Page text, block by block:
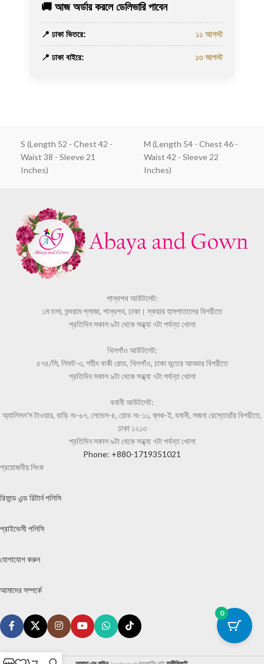
🚚 আজ অর্ডার করলে ডেলিভারি পাবেন
📍 ঢাকা ভিতরে: ১১ আগস্ট
📍 ঢাকা বাইরে: ১৩ আগস্ট
S (Length 52 - Chest 42 -
Waist 38 - Sleeve 21
Inches)
M (Length 54 - Chest 46 -
Waist 42 - Sleeve 22
Inches)
পান্থপথ আউটলেট:
১ম তলা, শুন্দরাম প্লাজা, পান্থপথ, ঢাকা। স্কয়ার হাসপাতালের বিপরীতে
প্রতিদিন সকাল ৯টা থেকে সন্ধ্যা ৭টা পর্যন্ত খোলা
খিলগাঁও আউটলেট:
৫৭৪/সি, লিফট-৩, শহীদ বাকী রোড, খিলগাঁও, ঢাকা ভূতের আড্ডার বিপরীতে
প্রতিদিন সকাল ৯টা থেকে সন্ধ্যা ৭টা পর্যন্ত খোলা
বনানী আউটলেট:
অ্যালিসন'স টাওয়ার, বাড়ি নং-৬৭, লেভেল-৪, রোড নং-১১, ব্লক-ই, বনানী, সজনা রেস্তোরাঁর বিপরীতে,
ঢাকা ১২১৩
প্রতিদিন সকাল ৯টা থেকে সন্ধ্যা ৭টা পর্যন্ত খোলা
Phone: +880-1719351021
প্রয়োজনীয় লিংক
রিফান্ড এন্ড রিটার্ন পলিসি
প্রাইভেসী পলিসি
যোগাযোগ করুন
আমাদের সম্পর্কে
0